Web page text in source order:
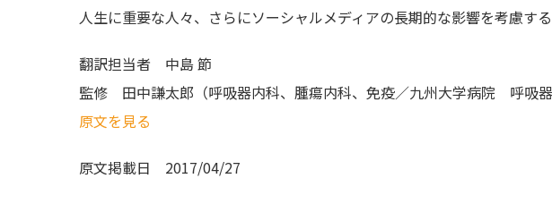
人生に重要な人々、さらにソーシャルメディアの長期的な影響を考慮す
翻訳担当者 中島 節
監修 田中謙太郎（呼吸器内科、腫瘍内科、免疫／九州大学病院 呼吸器
原文を見る
原文掲載日 2017/04/27